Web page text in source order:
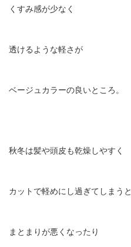
くすみ感が少なく
透けるような軽さが
ベージュカラーの良いところ。
秋冬は髪や頭皮も乾燥しやすく
カットで軽めにし過ぎてしまうと
まとまりが悪くなったり